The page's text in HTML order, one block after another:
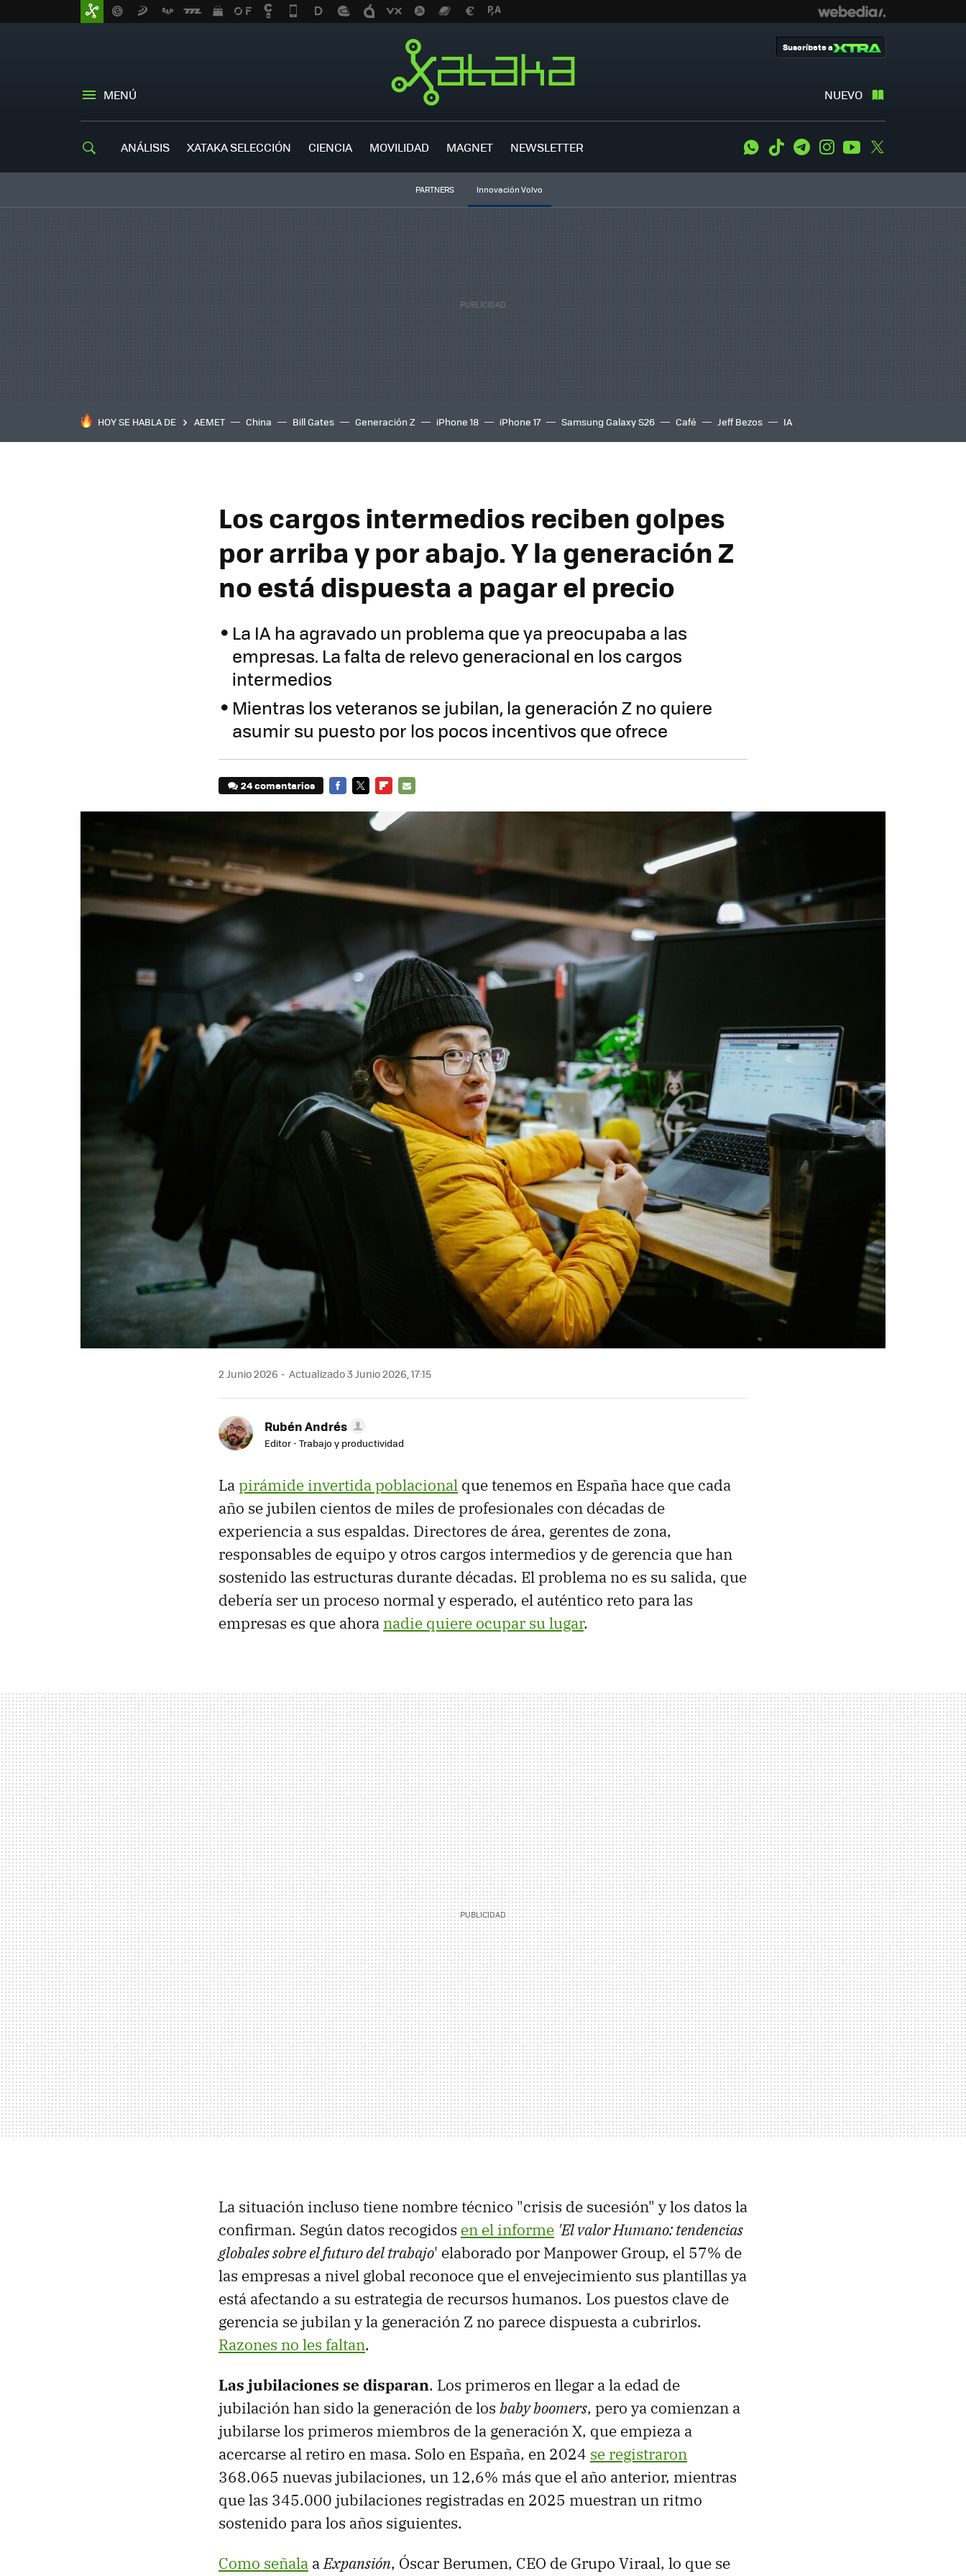
MENÚ NUEVO
Suscríbete a
ANÁLISIS XATAKA SELECCIÓN CIENCIA MOVILIDAD MAGNET NEWSLETTER WhatsApp
Tiktok TelegramInstagramYoutube
PARTNERS Innovación Volvo
HOY SE HABLA DE AEMET China Bill Gates Generación Z iPhone 18 iPhone 17 Samsung Galaxy S26 Café Jeff Bezos IA
Los cargos intermedios reciben golpes
por arriba y por abajo. Y la generación Z
no está dispuesta a pagar el precio
La IA ha agravado un problema que ya preocupaba a las
empresas. La falta de relevo generacional en los cargos
intermedios
Mientras los veteranos se jubilan, la generación Z no quiere
asumir su puesto por los pocos incentivos que ofrece
24 comentarios
MAIL
2 Junio 2026 Actualizado 3 Junio 2026, 17:15
Rubén Andrés
Editor - Trabajo y productividad
Lapirámide invertida poblacional que tenemos en España hace que cada
año se jubilen cientos de miles de profesionales con décadas de
experiencia a sus espaldas. Directores de área, gerentes de zona,
responsables de equipo y otros cargos intermedios y de gerencia que han
sostenido las estructuras durante décadas. El problema no es su salida, que
debería ser un proceso normal y esperado, el auténtico reto para las
empresas es que ahora nadie quiere ocupar su lugar.
La situación incluso tiene nombre técnico "crisis de sucesión" y los datos la
confirman. Según datos recogidos en el informe 'El valor Humano: tendencias
globales sobre el futuro del trabajo' elaborado por Manpower Group, el 57% de
las empresas a nivel global reconoce que el envejecimiento sus plantillas ya
está afectando a su estrategia de recursos humanos. Los puestos clave de
gerencia se jubilan y la generación Z no parece dispuesta a cubrirlos.
Razones no les faltan.
Las jubilaciones se disparan. Los primeros en llegar a la edad de
jubilación han sido la generación de los baby boomers, pero ya comienzan a
jubilarse los primeros miembros de la generación X, que empieza a
acercarse al retiro en masa. Solo en España, en 2024 se registraron
368.065 nuevas jubilaciones, un 12,6% más que el año anterior, mientras
que las 345.000 jubilaciones registradas en 2025 muestran un ritmo
sostenido para los años siguientes.
Como señala aExpansión, Óscar Berumen, CEO de Grupo Viraal, lo que se